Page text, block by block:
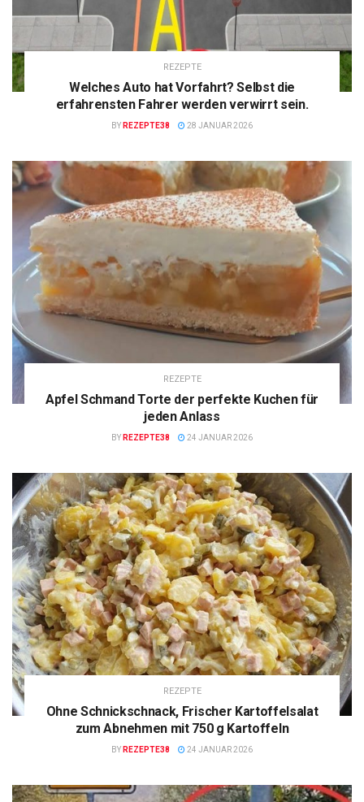
REZEPTE
Welches Auto hat Vorfahrt? Selbst die
erfahrensten Fahrer werden verwirrt sein.
BY REZEPTE38 28 JANUAR 2026
REZEPTE
Apfel Schmand Torte der perfekte Kuchen für
jeden Anlass
BY REZEPTE38 24 JANUAR 2026
REZEPTE
Ohne Schnickschnack, Frischer Kartoffelsalat
zum Abnehmen mit 750 g Kartoffeln
BY REZEPTE38 24 JANUAR 2026